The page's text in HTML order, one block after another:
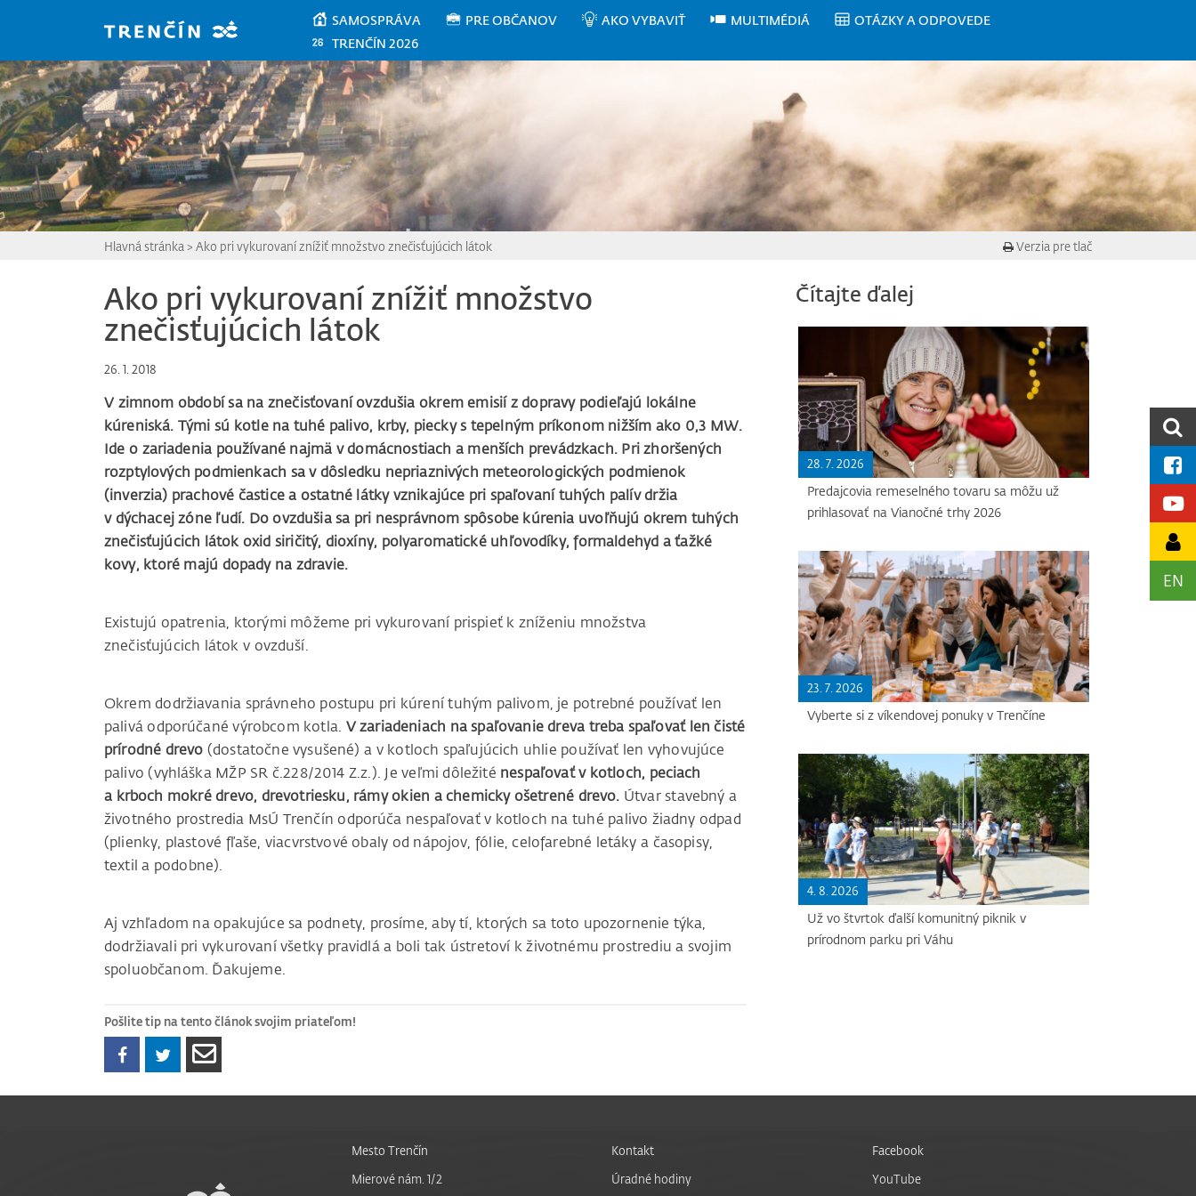
SAMOSPRÁVA PRE OBČANOV AKO VYBAVIŤ MULTIMÉDIÁ
OTÁZKY A ODPOVEDE
TRENČÍN 2026
EN
Hlavná stránka > Ako pri vykurovaní znížiť množstvo znečisťujúcich látok Verzia pre tlač
Ako pri vykurovaní znížiť množstvo
znečisťujúcich látok
26. 1. 2018
V zimnom období sa na znečisťovaní ovzdušia okrem emisií z dopravy podieľajú lokálne
kúreniská. Tými sú kotle na tuhé palivo, krby, piecky s tepelným príkonom nižším ako 0,3 MW.
Ide o zariadenia používané najmä v domácnostiach a menších prevádzkach. Pri zhoršených
rozptylových podmienkach sa v dôsledku nepriaznivých meteorologických podmienok
(inverzia) prachové častice a ostatné látky vznikajúce pri spaľovaní tuhých palív držia
v dýchacej zóne ľudí. Do ovzdušia sa pri nesprávnom spôsobe kúrenia uvoľňujú okrem tuhých
znečisťujúcich látok oxid siričitý, dioxíny, polyaromatické uhľovodíky, formaldehyd a ťažké
kovy, ktoré majú dopady na zdravie.
Existujú opatrenia, ktorými môžeme pri vykurovaní prispieť k zníženiu množstva
znečisťujúcich látok v ovzduší.
Okrem dodržiavania správneho postupu pri kúrení tuhým palivom, je potrebné používať len
palivá odporúčané výrobcom kotla. V zariadeniach na spaľovanie dreva treba spaľovať len čisté
prírodné drevo (dostatočne vysušené) a v kotloch spaľujúcich uhlie používať len vyhovujúce
palivo (vyhláška MŽP SR č.228/2014 Z.z.). Je veľmi dôležité nespaľovať v kotloch, peciach
a krboch mokré drevo, drevotriesku, rámy okien a chemicky ošetrené drevo. Útvar stavebný a
životného prostredia MsÚ Trenčín odporúča nespaľovať v kotloch na tuhé palivo žiadny odpad
(plienky, plastové fľaše, viacvrstvové obaly od nápojov, fólie, celofarebné letáky a časopisy,
textil a podobne).
Aj vzhľadom na opakujúce sa podnety, prosíme, aby tí, ktorých sa toto upozornenie týka,
dodržiavali pri vykurovaní všetky pravidlá a boli tak ústretoví k životnému prostrediu a svojim
spoluobčanom. Ďakujeme.
Pošlite tip na tento článok svojim priateľom!
Čítajte ďalej
28. 7. 2026
Predajcovia remeselného tovaru sa môžu už
prihlasovať na Vianočné trhy 2026
23. 7. 2026
Vyberte si z víkendovej ponuky v Trenčíne
4. 8. 2026
Už vo štvrtok ďalší komunitný piknik v
prírodnom parku pri Váhu
Mesto Trenčín
Mierové nám. 1/2
Kontakt
Úradné hodiny
Facebook
YouTube